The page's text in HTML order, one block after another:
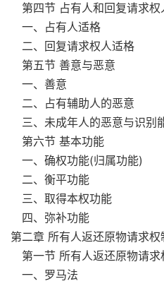
第四节 占有人和回复请求权
一、占有人适格
二、回复请求权人适格
第五节 善意与恶意
一、善意
二、占有辅助人的恶意
三、未成年人的恶意与识别
第六节 基本功能
一、确权功能(归属功能)
二、衡平功能
三、取得本权功能
四、弥补功能
第二章 所有人返还原物请求权
第一节 所有人返还原物请求
一、罗马法